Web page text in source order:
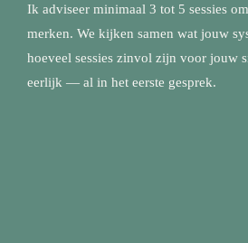
Ik adviseer minimaal 3 tot 5 sessies
merken. We kijken samen wat jouw
hoeveel sessies zinvol zijn voor jouw
eerlijk — al in het eerste gesprek.